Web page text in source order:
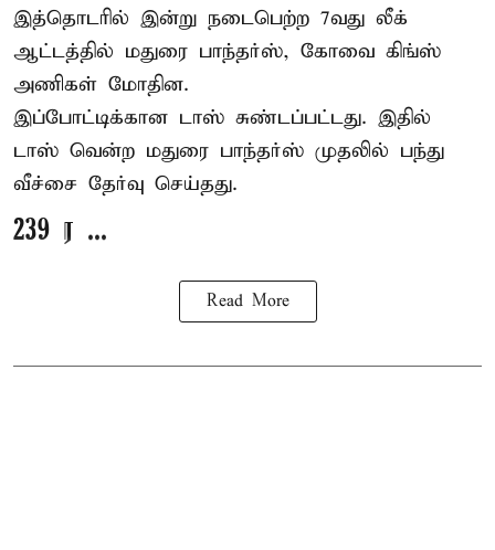
இத்தொடரில் இன்று நடைபெற்ற 7வது லீக்
ஆட்டத்தில் மதுரை பாந்தர்ஸ், கோவை கிங்ஸ்
அணிகள் மோதின.
இப்போட்டிக்கான டாஸ் சுண்டப்பட்டது. இதில்
டாஸ் வென்ற மதுரை பாந்தர்ஸ் முதலில் பந்து
வீச்சை தேர்வு செய்தது.
239 ர ...
Read More